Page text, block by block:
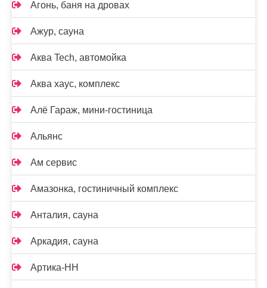
Агонь, баня на дровах
Ажур, сауна
Аква Tech, автомойка
Аква хаус, комплекс
Алё Гараж, мини-гостиница
Альянс
Ам сервис
Амазонка, гостиничный комплекс
Анталия, сауна
Аркадия, сауна
Артика-НН